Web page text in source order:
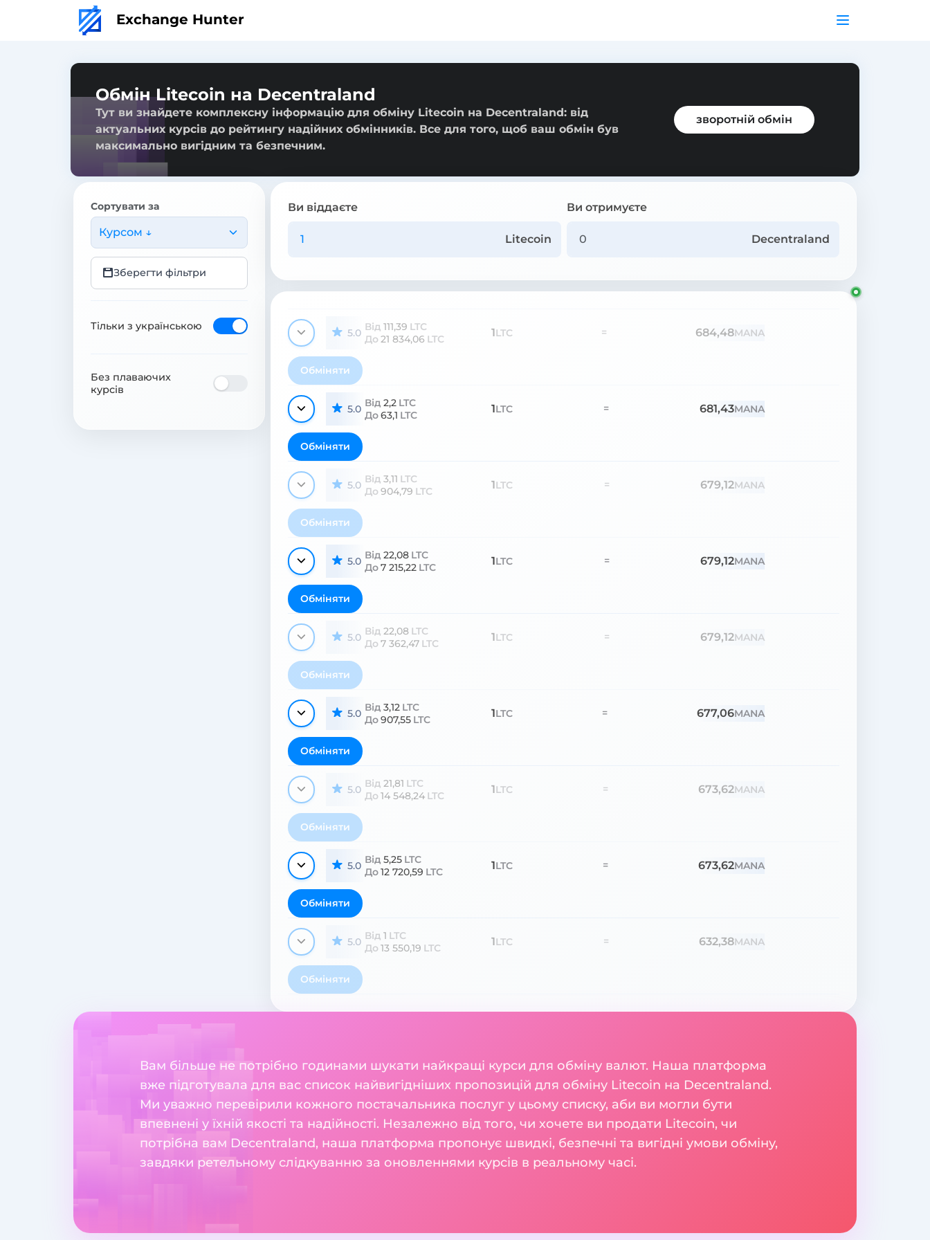
Exchange Hunter
Обмін Litecoin на Decentraland
Тут ви знайдете комплексну інформацію для обміну Litecoin на Decentraland: від
актуальних курсів до рейтингу надійних обмінників. Все для того, щоб ваш обмін був
максимально вигідним та безпечним.
зворотній обмін
Сортувати за
Курсом ↓
Зберегти фільтри
Тільки з українською
Без плаваючих
курсів
Ви віддаєте
Litecoin
Ви отримуєте
Decentraland
5.0 Від 111,39 LTC
До 21 834,06 LTC 1LTC = 684,48MANA
Обміняти
5.0 Від 2,2 LTC
До63,1 LTC 1LTC = 681,43MANA
Обміняти
5.0 Від 3,11 LTC
До 904,79 LTC 1LTC = 679,12MANA
Обміняти
5.0 Від 22,08 LTC
До7 215,22 LTC 1LTC = 679,12MANA
Обміняти
5.0 Від 22,08 LTC
До 7 362,47 LTC 1LTC = 679,12MANA
Обміняти
5.0 Від 3,12 LTC
До907,55 LTC 1LTC = 677,06MANA
Обміняти
5.0 Від 21,81 LTC
До 14 548,24 LTC 1LTC = 673,62MANA
Обміняти
5.0 Від 5,25 LTC
До12 720,59 LTC 1LTC = 673,62MANA
Обміняти
5.0 Від 1 LTC
До 13 550,19 LTC 1LTC = 632,38MANA
Обміняти
Вам більше не потрібно годинами шукати найкращі курси для обміну валют. Наша платформа
вже підготувала для вас список найвигідніших пропозицій для обміну Litecoin на Decentraland.
Ми уважно перевірили кожного постачальника послуг у цьому списку, аби ви могли бути
впевнені у їхній якості та надійності. Незалежно від того, чи хочете ви продати Litecoin, чи
потрібна вам Decentraland, наша платформа пропонує швидкі, безпечні та вигідні умови обміну,
завдяки ретельному слідкуванню за оновленнями курсів в реальному часі.